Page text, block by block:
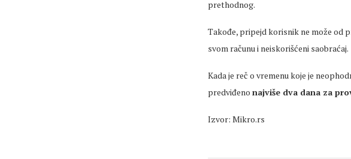
prethodnog.
Takođe, pripejd korisnik ne može od
svom računu i neiskorišćeni saobraćaj.
Kada je reč o vremenu koje je
predviđeno najviše dva dana za
Izvor: Mikro.rs